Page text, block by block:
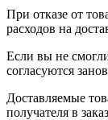
При отказе от
расходов на
Если вы не
согласуются
Доставляемые
получателя в